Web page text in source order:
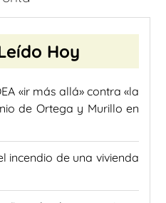
Hoy
«ir más allá» contra «la
de Ortega y Murillo en
incendio de una vivienda